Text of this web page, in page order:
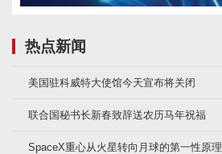
热点新闻
美国驻科威特大使馆今天宣布将关闭
联合国秘书长新春致辞送农历马年祝福
SpaceX重心从火星转向月球的第一性原理